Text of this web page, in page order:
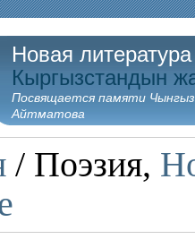
Новая
Кыргызстандын
Посвящается памяти
Айтматова
/ Поэзия,